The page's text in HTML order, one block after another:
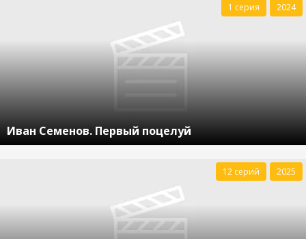
Иван Семенов. Первый поцелуй
1 серия 2024
12 серий 2025